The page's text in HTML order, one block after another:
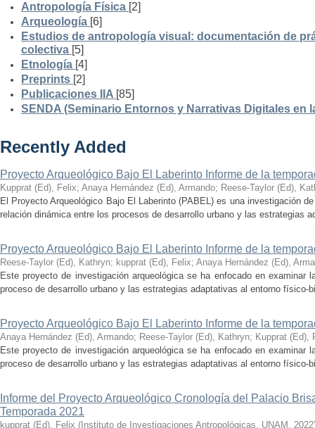
Antropología Física [2]
Arqueología [6]
Estudios de antropología visual: documentación de
colectiva [5]
Etnología [4]
Preprints [2]
Publicaciones IIA [85]
SENDA (Seminario Entornos y Narrativas Digitales en
Recently Added
Proyecto Arqueológico Bajo El Laberinto Informe de la
Kupprat (Ed), Felix; Anaya Hernández (Ed), Armando; Reese-Taylor (Ed),
El Proyecto Arqueológico Bajo El Laberinto (PABEL) es una investigación
relación dinámica entre los procesos de desarrollo urbano y las estrategias
Proyecto Arqueológico Bajo El Laberinto Informe de la
Reese-Taylor (Ed), Kathryn; kupprat (Ed), Felix; Anaya Hernández (Ed),
Este proyecto de investigación arqueológica se ha enfocado en examinar
proceso de desarrollo urbano y las estrategias adaptativas al entorno físico-
Proyecto Arqueológico Bajo El Laberinto Informe de la
Anaya Hernández (Ed), Armando; Reese-Taylor (Ed), Kathryn; Kupprat (Ed),
Este proyecto de investigación arqueológica se ha enfocado en examinar
proceso de desarrollo urbano y las estrategias adaptativas al entorno físico-
Informe del Proyecto Arqueológico Cronología del Palacio
Temporada 2021
kupprat (Ed), Felix ( Instituto de Investigaciones Antropológicas, UNAM , 2022